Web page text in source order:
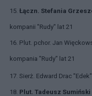
15. Łączn. Stefania
kompanii "Rudy" lat 21
16. Plut. pchor. Jan
kompania "Rudy" lat 21
17. Sierż. Edward Drac "Edek"
18. Plut. Tadeusz